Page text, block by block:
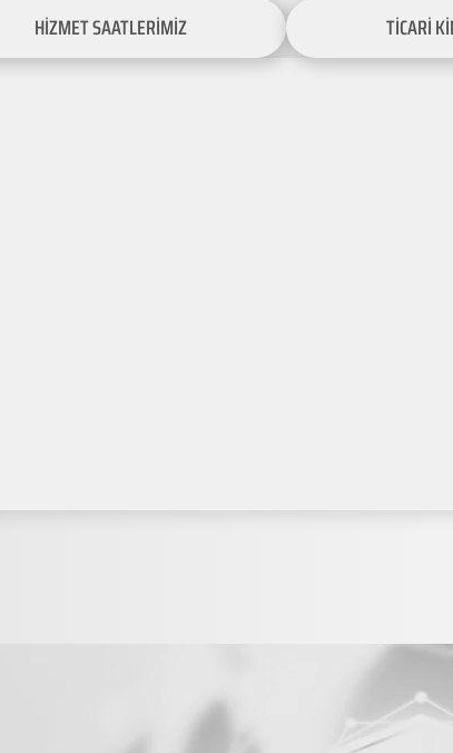
HİZMET SAATLERİMİZ TİCARİ